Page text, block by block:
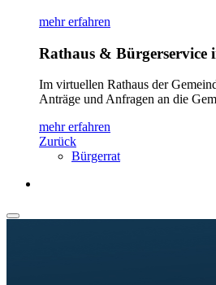
mehr erfahren
Rathaus & Bürgerservice
Im virtuellen Rathaus der
Anträge und Anfragen an die
mehr erfahren
Zurück
Bürgerrat